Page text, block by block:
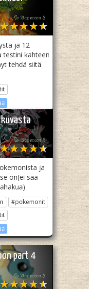
💦 𝔙𝔞𝔭𝔬𝔯𝔢𝔬𝔫💧
ja 12
testini kahteen
tehdä siitä
💦 𝔙𝔞𝔭𝔬𝔯𝔢𝔬𝔫💧
ja
on(ei saa
#pokemonit
part 4
💦 𝔙𝔞𝔭𝔬𝔯𝔢𝔬𝔫💧